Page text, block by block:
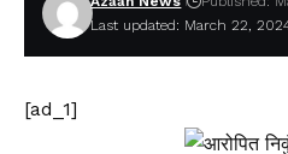
Last updated: March 22,
[ad_1]